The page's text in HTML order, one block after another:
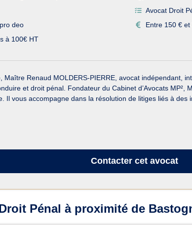
Avocat Droit
deo
Entre 150 € et
à 100€ HT
Maître Renaud MOLDERS-PIERRE, avocat indépendant,
et droit pénal. Fondateur du Cabinet d’Avocats MP²,
Il vous accompagne dans la résolution de litiges liés à des
Contacter cet avocat
Pénal à proximité de